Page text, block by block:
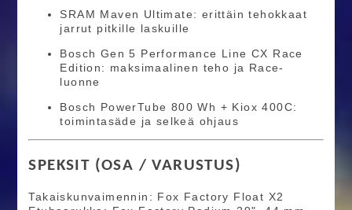
SRAM Maven Ultimate: erittäin tehokkaat
jarrut pitkille laskuille
Bosch Gen 5 Performance Line CX Race
Edition: maksimaalinen teho ja Race-
luonne
Bosch PowerTube 800 Wh + Kiox 400C:
toimintasäde ja selkeä ohjaus
SPEKSIT (OSA / VARUSTUS)
Takaiskunvaimennin: Fox Factory Float X2